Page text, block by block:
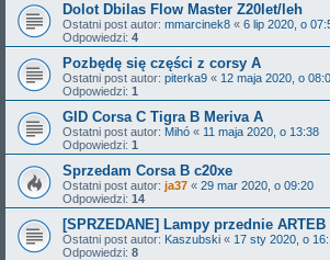
Dolot Dbilas Flow Master Z20let/leh
Ostatni post autor: mmarcinek8 « 6 lip 2020, o
Odpowiedzi: 4
Pozbędę się części z corsy A
Ostatni post autor: piterka9 « 12 maja 2020, o
Odpowiedzi: 1
GID Corsa C Tigra B Meriva A
Ostatni post autor: Mihó « 11 maja 2020, o 13:38
Odpowiedzi: 1
Sprzedam Corsa B c20xe
Ostatni post autor: ja37 « 29 mar 2020, o 09:20
Odpowiedzi: 14
[SPRZEDANE] Lampy przednie
Ostatni post autor: Kaszubski « 17 sty 2020, o
Odpowiedzi: 8